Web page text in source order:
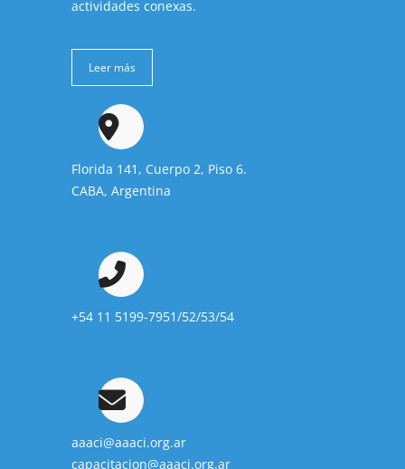
actividades conexas.
Leer más
Florida 141, Cuerpo 2, Piso 6.
CABA, Argentina
+54 11 5199-7951/52/53/54
aaaci@aaaci.org.ar
capacitacion@aaaci.org.ar